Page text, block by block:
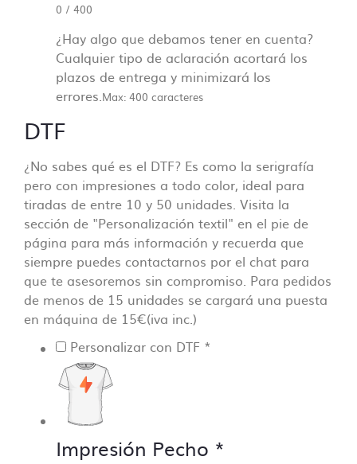
0 / 400
¿Hay algo que debamos tener en cuenta?
Cualquier tipo de aclaración acortará los
plazos de entrega y minimizará los
errores.Max: 400 caracteres
DTF
¿No sabes qué es el DTF? Es como la serigrafía
pero con impresiones a todo color, ideal para
tiradas de entre 10 y 50 unidades. Visita la
sección de "Personalización textil" en el pie de
página para más información y recuerda que
siempre puedes contactarnos por el chat para
que te asesoremos sin compromiso. Para pedidos
de menos de 15 unidades se cargará una puesta
en máquina de 15€(iva inc.)
Personalizar con DTF *
Impresión Pecho *
Contacto directo, nada
de centralitas ni bots
En Camisetas Sin Límite siempre te atenderá un
humano. En ningún momento hablarás con una
centralita o un bot.
Creemos que una comunicación directa es crucial
para el desarrollo de nuestro día a día y que la
producción sea lo más fluida y precisa posible.